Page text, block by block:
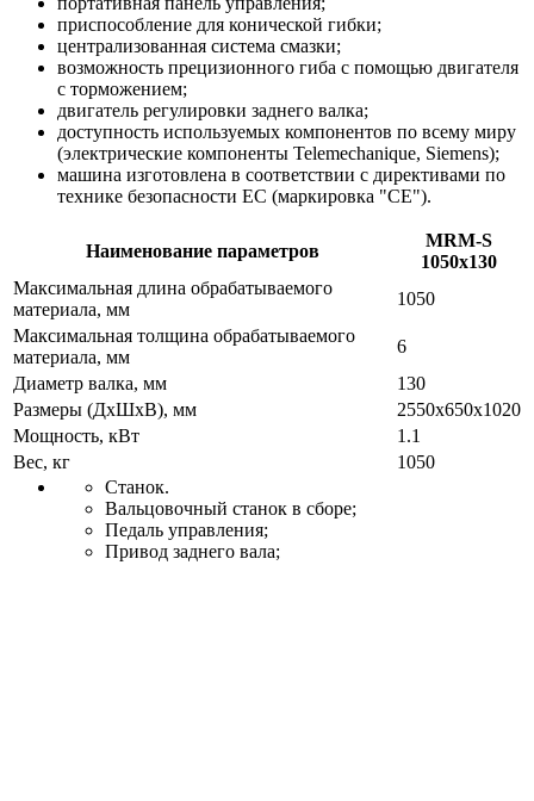
приспособление для конической гибки;
централизованная система смазки;
возможность прецизионного гиба с помощью двигателя
с торможением;
двигатель регулировки заднего валка;
доступность используемых компонентов по всему миру
(электрические компоненты Telemechanique, Siemens);
машина изготовлена в соответствии с директивами по
технике безопасности ЕС (маркировка "СЕ").
Наименование параметров
MRM-S
1050x130
Максимальная длина обрабатываемого
материала, мм
1050
Максимальная толщина обрабатываемого
материала, мм
6
Диаметр валка, мм
130
Размеры (ДхШхВ), мм
2550х650х1020
Мощность, кВт
1.1
Вес, кг
1050
Станок.
Вальцовочный станок в сборе;
Педаль управления;
Привод заднего вала;